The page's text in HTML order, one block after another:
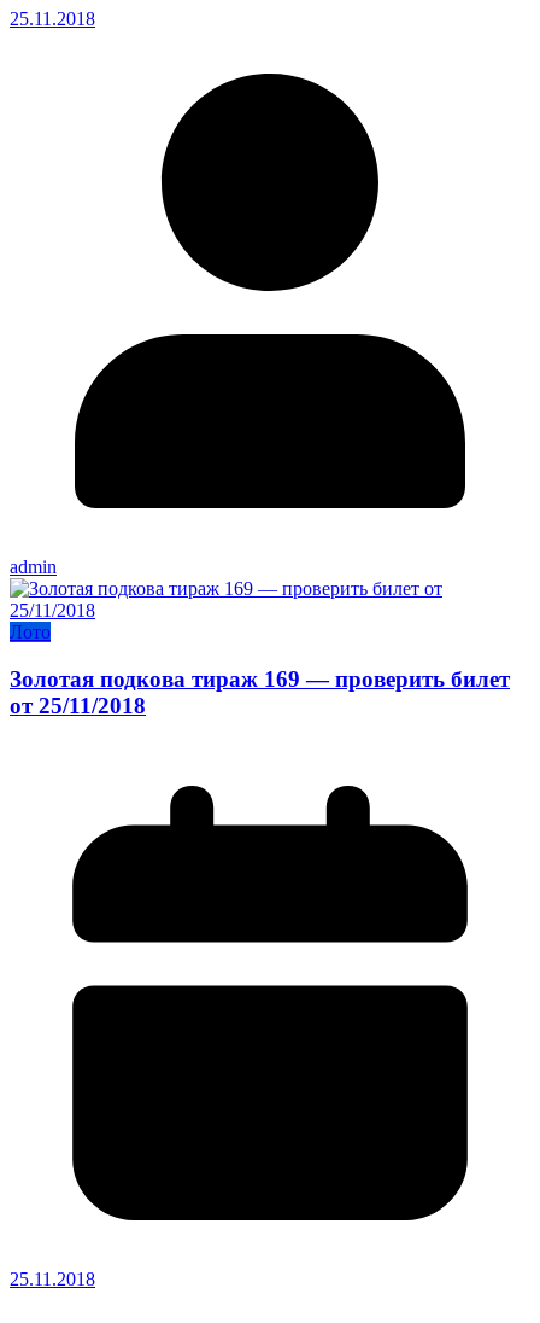
25.11.2018
admin
Лото
Золотая подкова тираж 169 — проверить билет
от 25/11/2018
25.11.2018